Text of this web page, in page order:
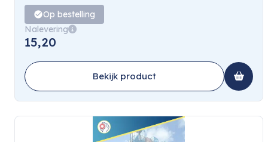
Op bestelling
Nalevering
15,20
Bekijk product